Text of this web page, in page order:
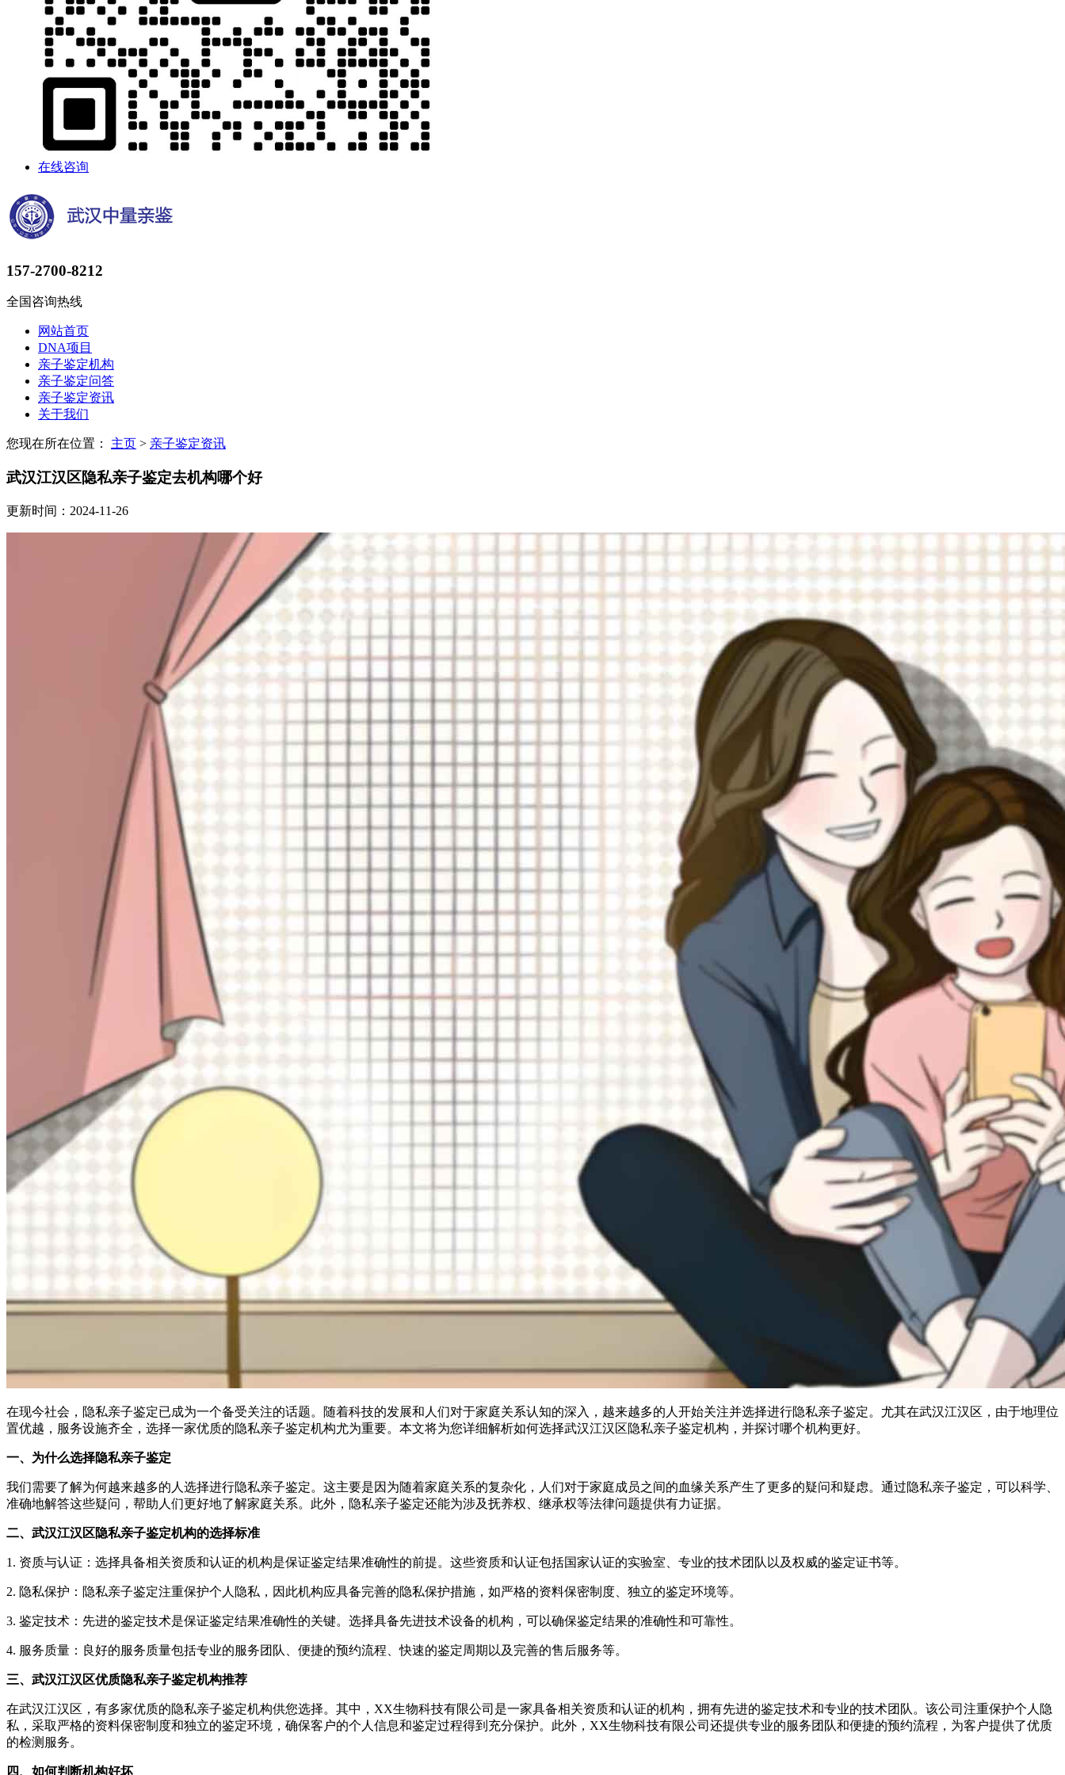
在线咨询
157-2700-8212
全国咨询热线
网站首页
DNA项目
亲子鉴定机构
亲子鉴定问答
亲子鉴定资讯
关于我们
您现在所在位置： 主页 > 亲子鉴定资讯
武汉江汉区隐私亲子鉴定去机构哪个好
更新时间：2024-11-26
在现今社会，隐私亲子鉴定已成为一个备受关注的话题。随着科技的发展和人们对于家庭关系认知的深入，越来越多的人开始关注并选择进行隐私亲子鉴定。尤其在武汉江汉区，由于地理位
置优越，服务设施齐全，选择一家优质的隐私亲子鉴定机构尤为重要。本文将为您详细解析如何选择武汉江汉区隐私亲子鉴定机构，并探讨哪个机构更好。
一、为什么选择隐私亲子鉴定
我们需要了解为何越来越多的人选择进行隐私亲子鉴定。这主要是因为随着家庭关系的复杂化，人们对于家庭成员之间的血缘关系产生了更多的疑问和疑虑。通过隐私亲子鉴定，可以科学、
准确地解答这些疑问，帮助人们更好地了解家庭关系。此外，隐私亲子鉴定还能为涉及抚养权、继承权等法律问题提供有力证据。
二、武汉江汉区隐私亲子鉴定机构的选择标准
1. 资质与认证：选择具备相关资质和认证的机构是保证鉴定结果准确性的前提。这些资质和认证包括国家认证的实验室、专业的技术团队以及权威的鉴定证书等。
2. 隐私保护：隐私亲子鉴定注重保护个人隐私，因此机构应具备完善的隐私保护措施，如严格的资料保密制度、独立的鉴定环境等。
3. 鉴定技术：先进的鉴定技术是保证鉴定结果准确性的关键。选择具备先进技术设备的机构，可以确保鉴定结果的准确性和可靠性。
4. 服务质量：良好的服务质量包括专业的服务团队、便捷的预约流程、快速的鉴定周期以及完善的售后服务等。
三、武汉江汉区优质隐私亲子鉴定机构推荐
在武汉江汉区，有多家优质的隐私亲子鉴定机构供您选择。其中，XX生物科技有限公司是一家具备相关资质和认证的机构，拥有先进的鉴定技术和专业的技术团队。该公司注重保护个人隐
私，采取严格的资料保密制度和独立的鉴定环境，确保客户的个人信息和鉴定过程得到充分保护。此外，XX生物科技有限公司还提供专业的服务团队和便捷的预约流程，为客户提供了优质
的检测服务。
四、如何判断机构好坏